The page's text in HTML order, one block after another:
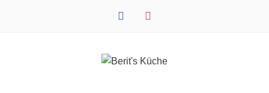
facebook instagram